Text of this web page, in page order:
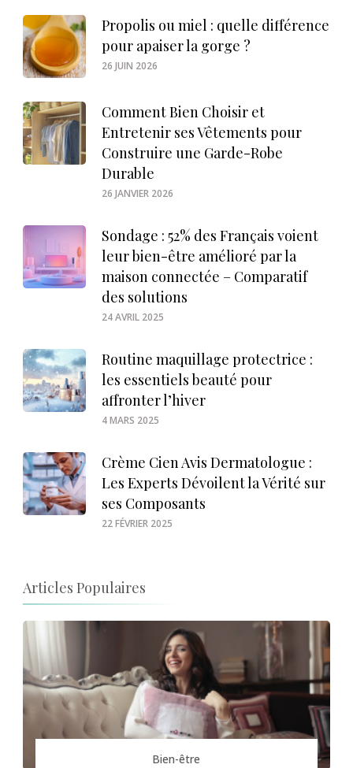
Propolis ou miel : quelle différence
pour apaiser la gorge ?
26 JUIN 2026
Comment Bien Choisir et
Entretenir ses Vêtements pour
Construire une Garde-Robe
Durable
26 JANVIER 2026
Sondage : 52% des Français voient
leur bien-être amélioré par la
maison connectée – Comparatif
des solutions
24 AVRIL 2025
Routine maquillage protectrice :
les essentiels beauté pour
affronter l’hiver
4 MARS 2025
Crème Cien Avis Dermatologue :
Les Experts Dévoilent la Vérité sur
ses Composants
22 FÉVRIER 2025
Articles Populaires
Bien-être